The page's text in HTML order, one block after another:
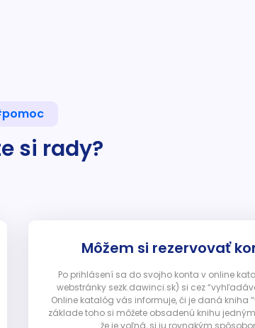
si rady?
Môžem si rezervovať
Po prihlásení sa do svojho konta v online
webstránky sezk.dawinci.sk) si cez
Online katalóg vás informuje, či je daná kniha
základe toho si môžete obsadenú knihu
že je voľná, si ju rovnakým